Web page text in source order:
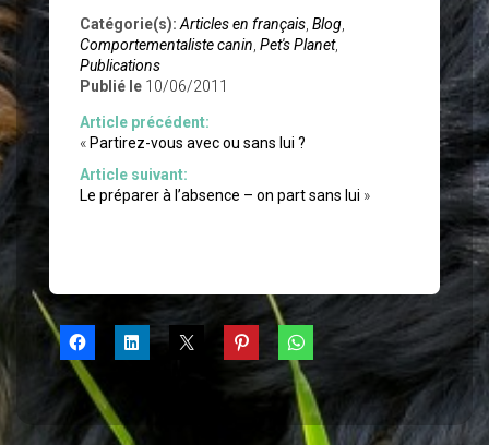
Catégorie(s): Articles en français Blog
Comportementaliste canin Pet's Planet,
Publications
Publié le 10/06/2011
Article précédent:
« Partirez-vous avec ou sans lui ?
Article suivant:
Le préparer à l’absence – on part sans lui »